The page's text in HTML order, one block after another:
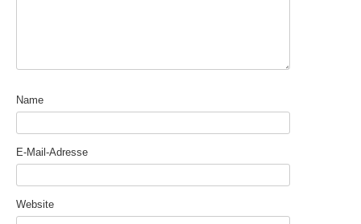
Name
E-Mail-Adresse
Website